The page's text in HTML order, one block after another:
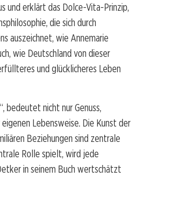
und erklärt das Dolce-Vita-Prinzip,
die sich durch
auszeichnet, wie Annemarie
wie Deutschland von dieser
und glücklicheres Leben
bedeutet nicht nur Genuss,
Lebensweise. Die Kunst der
Beziehungen sind zentrale
Rolle spielt, wird jede
in seinem Buch wertschätzt